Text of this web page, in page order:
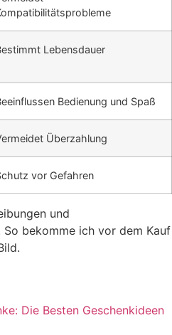
Lebensdauer
Bedienung und Spaß
Überzahlung
vor Gefahren
und
bekomme ich vor dem Kauf
Die Besten Geschenkideen